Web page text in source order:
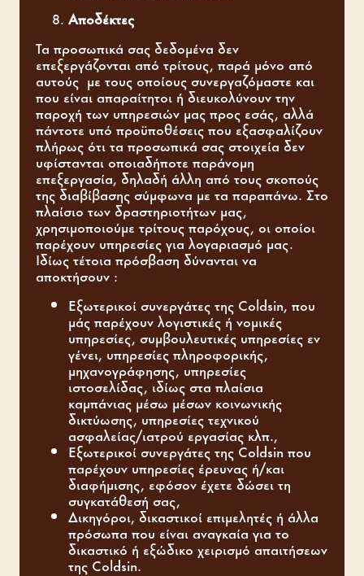
Αποδέκτες
Τα προσωπικά σας δεδομένα δεν
επεξεργάζονται από τρίτους, παρά μόνο από
αυτούς με τους οποίους συνεργαζόμαστε και
που είναι απαραίτητοι ή διευκολύνουν την
παροχή των υπηρεσιών μας προς εσάς, αλλά
πάντοτε υπό προϋποθέσεις που εξασφαλίζουν
πλήρως ότι τα προσωπικά σας στοιχεία δεν
υφίστανται οποιαδήποτε παράνομη
επεξεργασία, δηλαδή άλλη από τους σκοπούς
της διαβίβασης σύμφωνα με τα παραπάνω. Στο
πλαίσιο των δραστηριοτήτων μας,
χρησιμοποιούμε τρίτους παρόχους, οι οποίοι
παρέχουν υπηρεσίες για λογαριασμό μας.
Ιδίως τέτοια πρόσβαση δύνανται να
αποκτήσουν :
Εξωτερικοί συνεργάτες της Coldsin, που
μάς παρέχουν λογιστικές ή νομικές
υπηρεσίες, συμβουλευτικές υπηρεσίες εν
γένει, υπηρεσίες πληροφορικής,
μηχανογράφησης, υπηρεσίες
ιστοσελίδας, ιδίως στα πλαίσια
καμπάνιας μέσω μέσων κοινωνικής
δικτύωσης, υπηρεσίες τεχνικού
ασφαλείας/ιατρού εργασίας κλπ.,
Εξωτερικοί συνεργάτες της Coldsin που
παρέχουν υπηρεσίες έρευνας ή/και
διαφήμισης, εφόσον έχετε δώσει τη
συγκατάθεσή σας,
Δικηγόροι, δικαστικοί επιμελητές ή άλλα
πρόσωπα που είναι αναγκαία για το
δικαστικό ή εξώδικο χειρισμό απαιτήσεων
της Coldsin.